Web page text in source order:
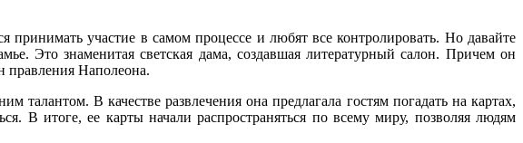
участие в самом процессе и любят все контролировать. Но давайте
Это знаменитая светская дама, создавшая литературный салон. Причем он
правления Наполеона.
В качестве развлечения она предлагала гостям погадать на картах,
В итоге, ее карты начали распространяться по всему миру, позволяя людям